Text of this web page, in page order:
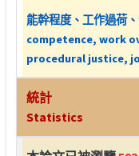
能幹程度、工作過荷
competence, work
procedural justice,
統計
Statistics